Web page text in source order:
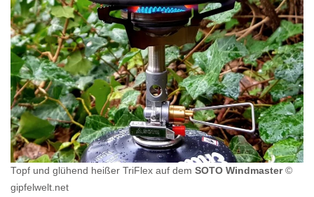
Topf und glühend heißer TriFlex auf dem SOTO Windmaster©
gipfelwelt.net